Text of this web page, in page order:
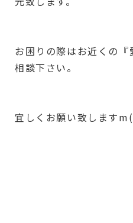
お困りの際はお近くの
相談下さい。
宜しくお願い致します